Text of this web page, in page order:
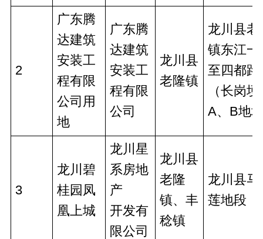
2
广东腾
达建筑
安装工
程有限
公司用
地
广东腾
达建筑
安装工
程有限
公司
龙川县
老隆镇
龙川县老
镇东江一
至四都路
（长岗
A、B地
3
龙川碧
桂园凤
凰上城
龙川星
系房地
产
开发有
限公司
龙川县
老隆
镇、丰
稔镇
龙川县马
莲地段